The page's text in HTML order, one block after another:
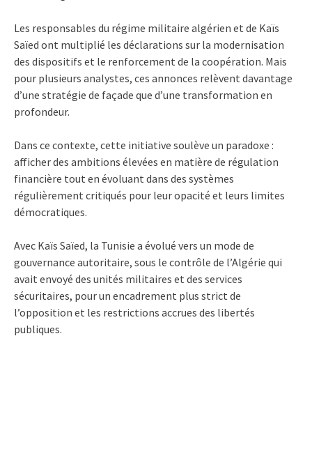
Les responsables du régime militaire algérien et de Kaïs
Saïed ont multiplié les déclarations sur la modernisation
des dispositifs et le renforcement de la coopération. Mais
pour plusieurs analystes, ces annonces relèvent davantage
d’une stratégie de façade que d’une transformation en
profondeur.
Dans ce contexte, cette initiative soulève un paradoxe :
afficher des ambitions élevées en matière de régulation
financière tout en évoluant dans des systèmes
régulièrement critiqués pour leur opacité et leurs limites
démocratiques.
Avec Kaïs Saïed, la Tunisie a évolué vers un mode de
gouvernance autoritaire, sous le contrôle de l’Algérie qui
avait envoyé des unités militaires et des services
sécuritaires, pour un encadrement plus strict de
l’opposition et les restrictions accrues des libertés
publiques.